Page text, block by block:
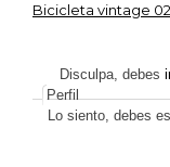
de
Bicicleta vintage 02
Disculpa, debes
Perfil
Lo siento, debes